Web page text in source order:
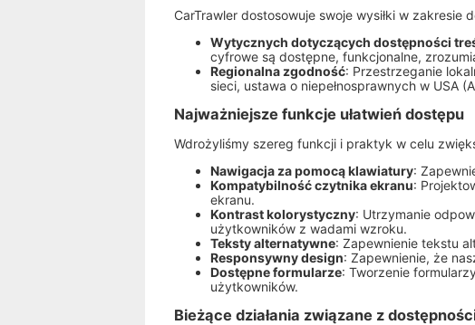
CarTrawler dostosowuje swoje wysiłki w
Wytycznych dotyczących dostępności
cyfrowe są dostępne, funkcjonalne,
Regionalna zgodność: Przestrzeganie
sieci, ustawa o niepełnosprawnych w USA
Najważniejsze funkcje ułatwień dostępu
Wdrożyliśmy szereg funkcji i praktyk w celu
Nawigacja za pomocą klawiatury:
Kompatybilność czytnika ekranu:
ekranu.
Kontrast kolorystyczny: Utrzymanie
użytkowników z wadami wzroku.
Teksty alternatywne: Zapewnienie tekstu
Responsywny design: Zapewnienie, że
Dostępne formularze: Tworzenie
użytkowników.
Bieżące działania związane z